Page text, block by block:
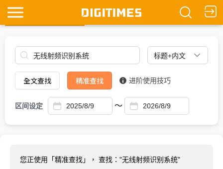
Ask DIGITIMES
全文查找 精准查找 进阶使用技巧
区间设定 ～
您正使用「精准查找」， 查找："无线射频识别系统"